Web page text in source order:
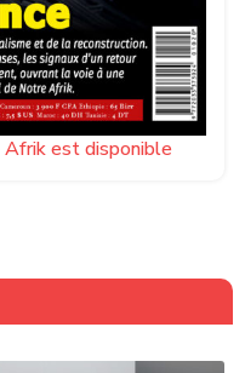
est disponible